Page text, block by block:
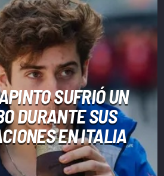
SUFRIÓ UN
DURANTE SUS
EN ITALIA